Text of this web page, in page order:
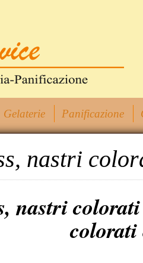
Gelaterie Panificazione
nastri
nastri